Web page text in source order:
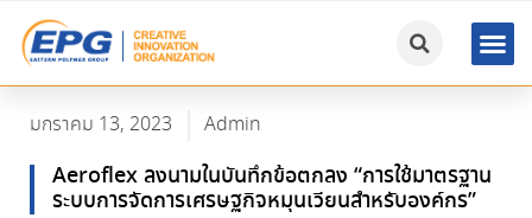
มกราคม 13, 2023 Admin
Aeroflex ลงนามในบันทึกข้อตกลง “การใช้มาตรฐาน
ระบบการจัดการเศรษฐกิจหมุนเวียนสำหรับองค์กร”